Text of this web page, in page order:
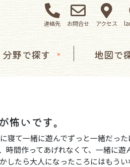
連絡先 お問合せ アクセス
分野で探す 地図で
いです。
寝て一緒に遊んでずっと一緒だっ
間作ってあげれなくて、一緒に遊
したら大人になったころにはもう